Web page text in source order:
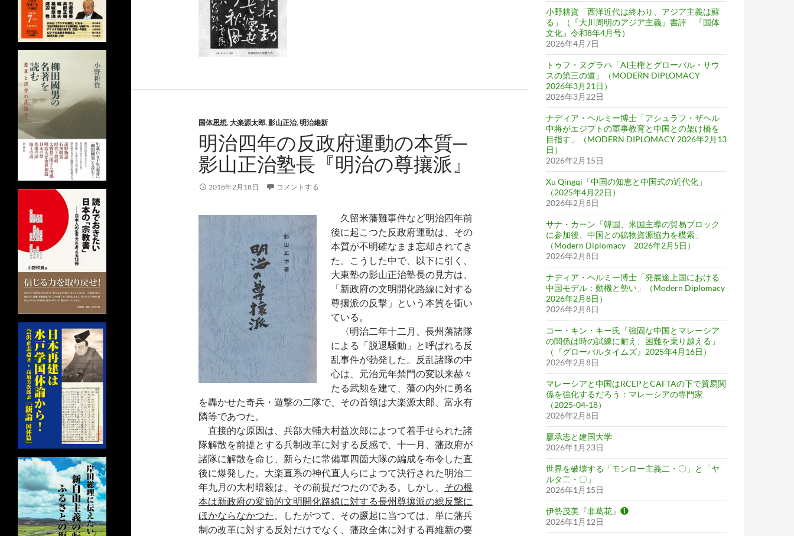
国体思想,大楽源太郎,影山正治,明治維新
明治四年の反政府運動の本質─
影山正治塾長『明治の尊攘派』
2018年2月18日 コメントする
久留米藩難事件など明治四年前
後に起こつた反政府運動は、その
本質が不明確なまま忘却されてき
た。こうした中で、以下に引く、
大東塾の影山正治塾長の見方は、
「新政府の文明開化路線に対する
尊攘派の反撃」という本質を衝い
ている。
〈明治二年十二月、長州藩諸隊
による「脱退騒動」と呼ばれる反
乱事件が勃発した。反乱諸隊の中
心は、元治元年禁門の変以来赫々
たる武勲を建て、藩の内外に勇名
を轟かせた奇兵・遊撃の二隊で、その首領は大楽源太郎、富永有
隣等であつた。
直接的な原因は、兵部大輔大村益次郎によつて着手せられた諸
隊解散を前提とする兵制改革に対する反感で、十一月、藩政府が
諸隊に解散を命じ、新らたに常備軍四箇大隊の編成を布令した直
後に爆発した。大楽直系の神代直人らによつて決行された明治二
年九月の大村暗殺は、その前提だつたのである。しかし、 その根
本は新政府の変節的文明開化路線に対する長州尊攘派の総反撃に
ほかならなかつた 。したがつて、その蹶起に当つては、単に藩兵
制の改革に対する反対だけでなく、藩政全体に対する再維新の要
小野耕資「西洋近代は終わり、アジア主義は蘇
る」（『大川周明のアジア主義』書評 『国体
文化』令和8年4月号）
2026年4月7日
トゥフ・ヌグラハ「AI主権とグローバル・サウ
スの第三の道」（MODERN DIPLOMACY
2026年3月21日）
2026年3月22日
ナディア・ヘルミー博士「アシュラフ・ザヘル
中将がエジプトの軍事教育と中国との架け橋を
目指す」（MODERN DIPLOMACY 2026年2月13
日）
2026年2月15日
Xu Qingqi「中国の知恵と中国式の近代化」
（2025年4月22日）
2026年2月8日
サナ・カーン「韓国、米国主導の貿易ブロック
に参加後、中国との鉱物資源協力を模索」
（Modern Diplomacy 2026年2月5日）
2026年2月8日
ナディア・ヘルミー博士「発展途上国における
中国モデル：動機と勢い」（Modern Diplomacy
2026年2月8日）
2026年2月8日
コー・キン・キー氏「強固な中国とマレーシア
の関係は時の試練に耐え、困難を乗り越える」
（『グローバルタイムズ』2025年4月16日）
2026年2月8日
マレーシアと中国はRCEPとCAFTAの下で貿易関
係を強化するだろう：マレーシアの専門家
（2025-04-18）
2026年2月8日
廖承志と建国大学
2026年1月23日
世界を破壊する「モンロー主義二・〇」と「ヤ
ルタ二・〇」
2026年1月15日
伊勢茂美『非葛花』❶
2026年1月12日